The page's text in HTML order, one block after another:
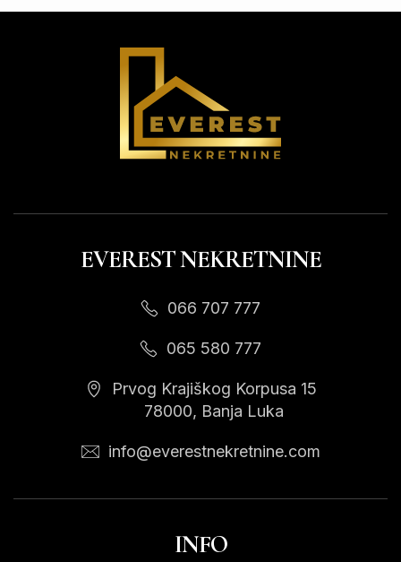
EVEREST NEKRETNINE
066 707 777
065 580 777
Prvog Krajiškog Korpusa 15
78000, Banja Luka
info@everestnekretnine.com
INFO